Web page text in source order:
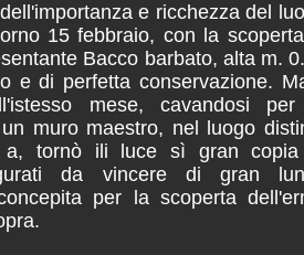
e ricchezza del
15 febbraio, con la
Bacco barbato, alta m.
e di perfetta conservazione.
mese, cavandosi
muro maestro, nel luogo
a, tornò ili luce sì gran
da vincere di gran
per la scoperta